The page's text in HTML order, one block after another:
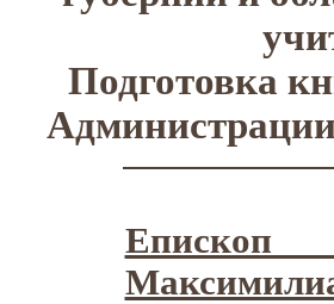
Подготовка
Епископ